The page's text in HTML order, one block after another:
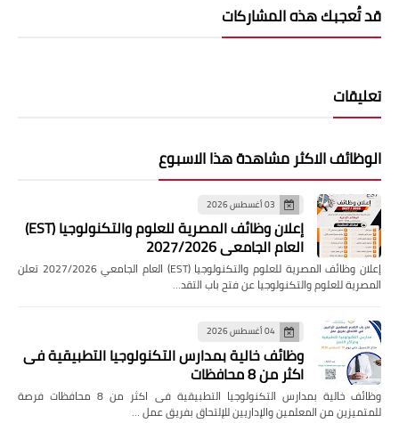
قد تُعجبك هذه المشاركات
تعليقات
الوظائف الاكثر مشاهدة هذا الاسبوع
03 أغسطس 2026
إعلان وظائف المصرية للعلوم والتكنولوجيا (EST)
العام الجامعي 2027/2026
إعلان وظائف المصرية للعلوم والتكنولوجيا (EST) العام الجامعي 2027/2026 تعلن
المصرية للعلوم والتكنولوجيا عن فتح باب التقد…
04 أغسطس 2026
وظائف خالية بمدارس التكنولوجيا التطبيقية فى
اكثر من 8 محافظات
وظائف خالية بمدارس التكنولوجيا التطبيقية فى اكثر من 8 محافظات فرصة
للمتميزين من المعلمين والإداريين للإلتحاق بفريق عمل …